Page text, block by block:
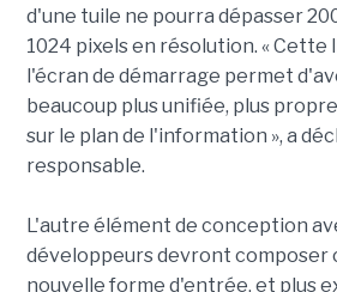
d'une tuile ne pourra dépasser
1024 pixels en résolution. « Cette
l'écran de démarrage permet
beaucoup plus unifiée, plus
sur le plan de l'information », a
responsable.
L'autre élément de conception
développeurs devront composer
nouvelle forme d'entrée, et plus